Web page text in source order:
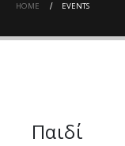
HOME EVENTS
Παιδί